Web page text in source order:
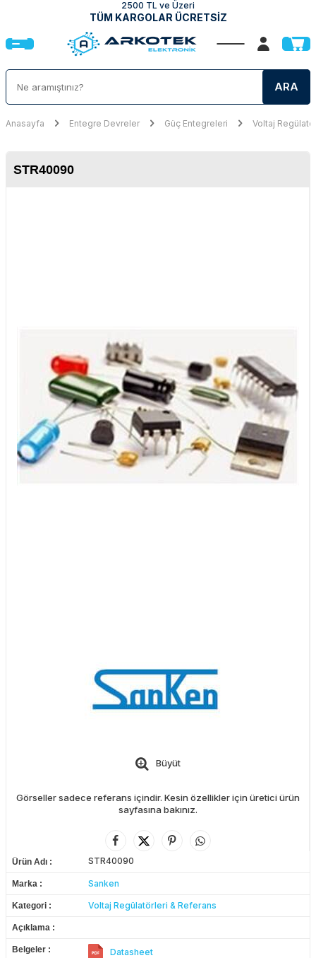
2500 TL ve Üzeri
TÜM KARGOLAR ÜCRETSİZ
ARA
Anasayfa Entegre Devreler Güç Entegreleri Voltaj
STR40090
Büyüt
Görseller sadece referans içindir. Kesin özellikler için üretici ürün
sayfasına bakınız.
Ürün Adı STR40090
Marka Sanken
Kategori Voltaj Regülatörleri & Referans
Açıklama
Belgeler Datasheet